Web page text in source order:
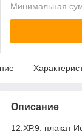
Минимальная
Описание
12.ХР.9. плакат